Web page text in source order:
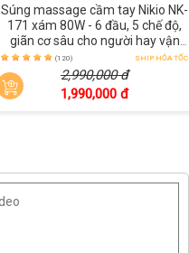
Súng massage cầm tay Nikio NK-
171 xám 80W - 6 đầu, 5 chế độ,
giãn cơ sâu cho người hay vận
(120) SHIP HỎA TỐC
2,990,000 đ
1,990,000 đ